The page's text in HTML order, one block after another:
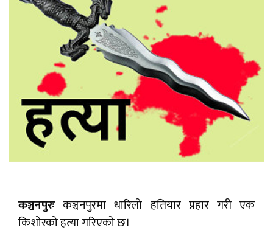
कञ्चनपुरःकञ्चनपुरमा धारिलो हतियार प्रहार गरी एक
किशोरको हत्या गरिएको छ।